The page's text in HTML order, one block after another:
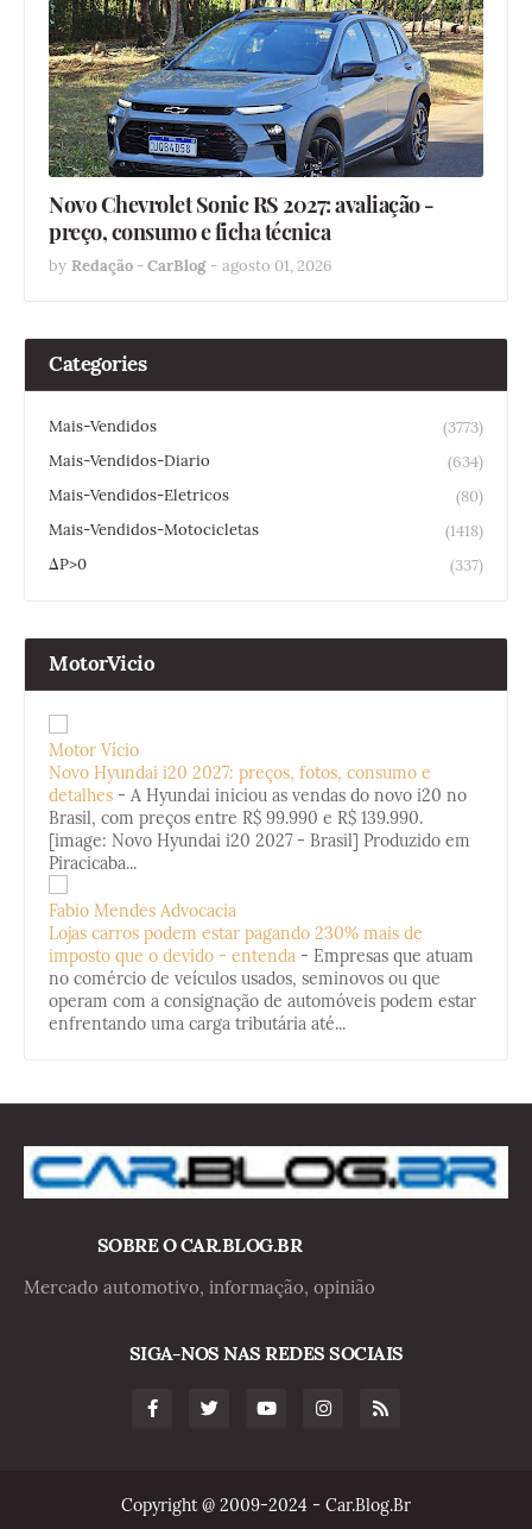
Novo Chevrolet Sonic RS 2027: avaliação -
preço, consumo e ficha técnica
by Redação - CarBlog - agosto 01, 2026
Categories
Mais-Vendidos
(3773)
Mais-Vendidos-Diario
(634)
Mais-Vendidos-Eletricos
(80)
Mais-Vendidos-Motocicletas
(1418)
ΔP>0
(337)
MotorVicio
Motor Vício
Novo Hyundai i20 2027: preços, fotos, consumo e
detalhes - A Hyundai iniciou as vendas do novo i20 no
Brasil, com preços entre R$ 99.990 e R$ 139.990.
[image: Novo Hyundai i20 2027 - Brasil] Produzido em
Piracicaba...
Fabio Mendes Advocacia
Lojas carros podem estar pagando 230% mais de
imposto que o devido - entenda - Empresas que atuam
no comércio de veículos usados, seminovos ou que
operam com a consignação de automóveis podem estar
enfrentando uma carga tributária até...
SOBRE O CAR.BLOG.BR
Mercado automotivo, informação, opinião
SIGA-NOS NAS REDES SOCIAIS
Copyright @ 2009-2024 - Car.Blog.Br